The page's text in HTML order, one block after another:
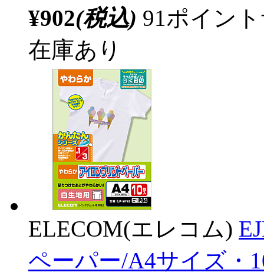
¥902(税込) 91ポイン
在庫あり
ELECOM(エレコム)
ペーパー/A4サイズ・